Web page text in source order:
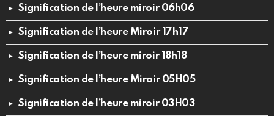
Signification de l’heure miroir 06h06
Signification de l’heure Miroir 17h17
Signification de l’heure miroir 18h18
Signification de l’heure Miroir 05H05
Signification de l’heure miroir 03H03